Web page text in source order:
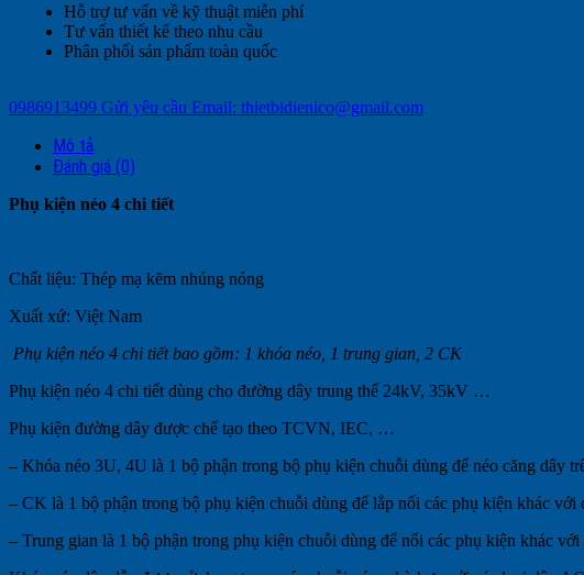
Hỗ trợ tư vấn về kỹ thuật miễn phí
Tư vấn thiết kế theo nhu cầu
Phân phối sản phẩm toàn quốc
0986913499 Gửi yêu cầu Email: thietbidienico@gmail.com
Mô tả
Đánh giá (0)
Phụ kiện néo 4 chi tiết
Chất liệu: Thép mạ kẽm nhúng nóng
Xuất xứ: Việt Nam
Phụ kiện néo 4 chi tiết bao gồm: 1 khóa néo, 1 trung gian, 2 CK
Phụ kiện néo 4 chi tiết dùng cho đường dây trung thế 24kV, 35kV …
Phụ kiện đường dây được chế tạo theo TCVN, IEC, …
– Khóa néo 3U, 4U là 1 bộ phận trong bộ phụ kiện chuỗi dùng để néo căng dây
– CK là 1 bộ phận trong bộ phụ kiện chuỗi dùng để lắp nối các phụ kiện khác
– Trung gian là 1 bộ phận trong phụ kiện chuỗi dùng để nối các phụ kiện khác